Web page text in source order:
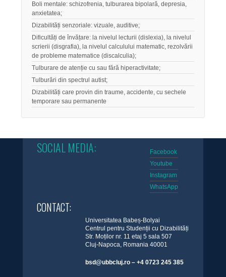
Boli mentale: schizofrenia, tulburarea bipolară, depresia,
anxietatea;
Dizabilități senzoriale: vizuale, auditive;
Dificultăți de învățare: la nivelul lecturii (dislexia), la nivelul
scrierii (disgrafia), la nivelul calculului matematic, rezolvării
de probleme matematice (discalculia);
Tulburare de atenție cu sau fără hiperactivitate;
Tulburări din spectrul autist;
Dizabilități care provin din traume, accidente, cu sechele
temporare sau permanente
SOCIAL MEDIA:
Facebook
Youtube
Instagram
WhatsApp
CONTACT:
Universitatea Babeș-Bolyai
Centrul pentru Studenții cu Dizabilități
Str. Moților nr. 11 etaj 5 sala 507
Cluj-Napoca, Romania 40001
bsd@ubbcluj.ro – +4 0723 245 385